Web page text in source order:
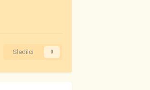
Sledilci 0